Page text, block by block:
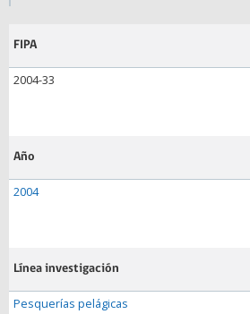
FIPA
2004-33
Año
2004
Línea investigación
Pesquerías pelágicas